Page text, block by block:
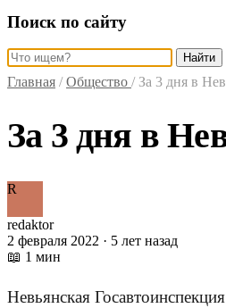
Поиск по сайту
Найти
Главная / Общество / За 3 дня в
За 3 дня в
R
redaktor
2 февраля 2022 · 5 лет назад
📖 1 мин
Невьянская